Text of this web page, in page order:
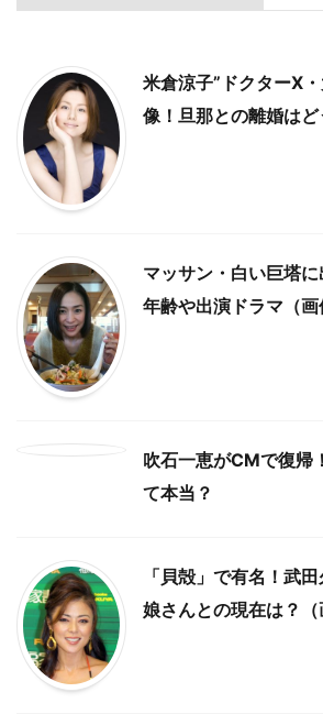
米倉涼子”ドクターX
像！旦那との離婚はど
マッサン・白い巨塔
年齢や出演ドラマ（画
吹石一恵がCMで復帰
て本当？
「貝殻」で有名！武
娘さんとの現在は？（